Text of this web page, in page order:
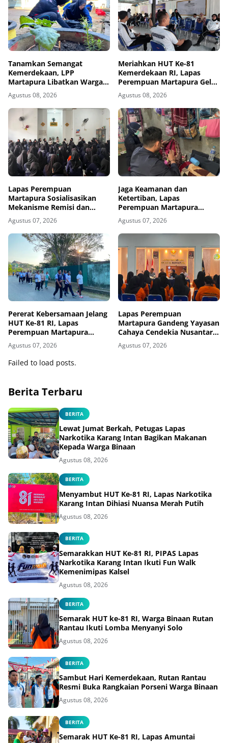
Tanamkan Semangat
Kemerdekaan, LPP
Martapura Libatkan Warga
Binaan dalam Gotong
Royong
Agustus 08, 2026
Meriahkan HUT Ke-81
Kemerdekaan RI, Lapas
Perempuan Martapura Gelar
Porseni Antarpetugas
Agustus 08, 2026
Lapas Perempuan
Martapura Sosialisasikan
Mekanisme Remisi dan
Integrasi kepada Warga
Binaan
Agustus 07, 2026
Jaga Keamanan dan
Ketertiban, Lapas
Perempuan Martapura
Intensifkan Razia di Blok
Maximum Security
Agustus 07, 2026
Pererat Kebersamaan Jelang
HUT Ke-81 RI, Lapas
Perempuan Martapura
Meriahkan Fun Walk
Bersama Kakanwil
Agustus 07, 2026
Lapas Perempuan
Martapura Gandeng Yayasan
Cahaya Cendekia Nusantara
Tingkatkan Literasi Hukum
Warga Binaan
Agustus 07, 2026
Failed to load posts.
Berita Terbaru
BERITA
Lewat Jumat Berkah, Petugas Lapas
Narkotika Karang Intan Bagikan Makanan
Kepada Warga Binaan
Agustus 08, 2026
BERITA
Menyambut HUT Ke-81 RI, Lapas Narkotika
Karang Intan Dihiasi Nuansa Merah Putih
Agustus 08, 2026
BERITA
Semarakkan HUT Ke-81 RI, PIPAS Lapas
Narkotika Karang Intan Ikuti Fun Walk
Kemenimipas Kalsel
Agustus 08, 2026
BERITA
Semarak HUT ke-81 RI, Warga Binaan Rutan
Rantau Ikuti Lomba Menyanyi Solo
Agustus 08, 2026
BERITA
Sambut Hari Kemerdekaan, Rutan Rantau
Resmi Buka Rangkaian Porseni Warga Binaan
Agustus 08, 2026
BERITA
Semarak HUT Ke-81 RI, Lapas Amuntai